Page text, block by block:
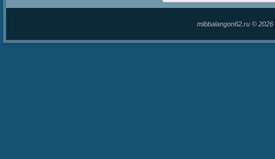
mibbalangon62.ru ©